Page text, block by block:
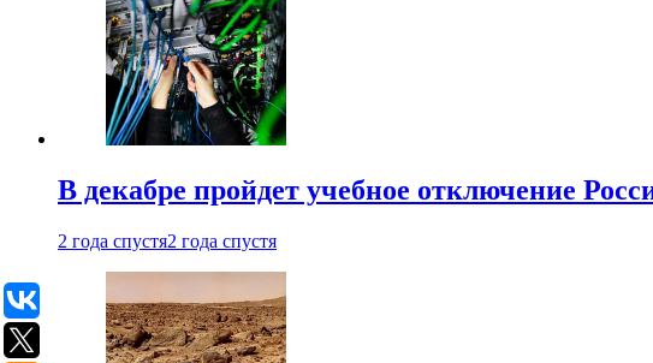
В декабре пройдет учебное отключение
2 года спустя2 года спустя